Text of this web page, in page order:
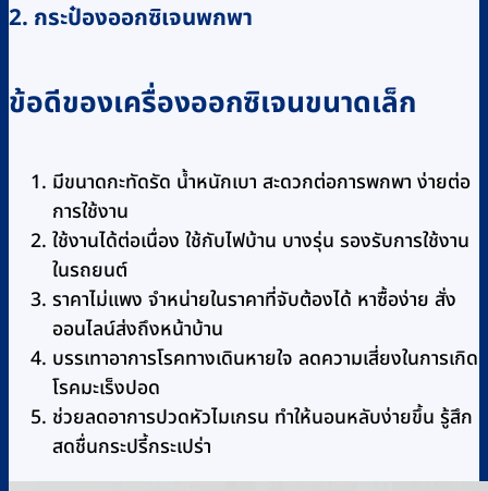
2. กระป๋องออกซิเจนพกพา
ข้อดีของเครื่องออกซิเจนขนาดเล็ก
มีขนาดกะทัดรัด น้ำหนักเบา สะดวกต่อการพกพา ง่ายต่อ
การใช้งาน
ใช้งานได้ต่อเนื่อง ใช้กับไฟบ้าน บางรุ่น รองรับการใช้งาน
ในรถยนต์
ราคาไม่แพง จำหน่ายในราคาที่จับต้องได้ หาซื้อง่าย สั่ง
ออนไลน์ส่งถึงหน้าบ้าน
บรรเทาอาการโรคทางเดินหายใจ ลดความเสี่ยงในการเกิด
โรคมะเร็งปอด
ช่วยลดอาการปวดหัวไมเกรน ทำให้นอนหลับง่ายขึ้น รู้สึก
สดชื่นกระปรี้กระเปร่า